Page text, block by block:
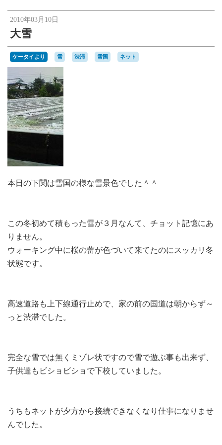
2010年03月10日
大雪
ケータイより 雪 渋滞 雪国 ネット
本日の下関は雪国の様な雪景色でした＾＾
この冬初めて積もった雪が３月なんて、チョット記憶にあ
りません。
ウォーキング中に桜の蕾が色づいて来てたのにスッカリ冬
状態です。
高速道路も上下線通行止めで、家の前の国道は朝からず～
っと渋滞でした。
完全な雪では無くミゾレ状ですので雪で遊ぶ事も出来ず、
子供達もビショビショで下校していました。
うちもネットが夕方から接続できなくなり仕事になりませ
んでした。